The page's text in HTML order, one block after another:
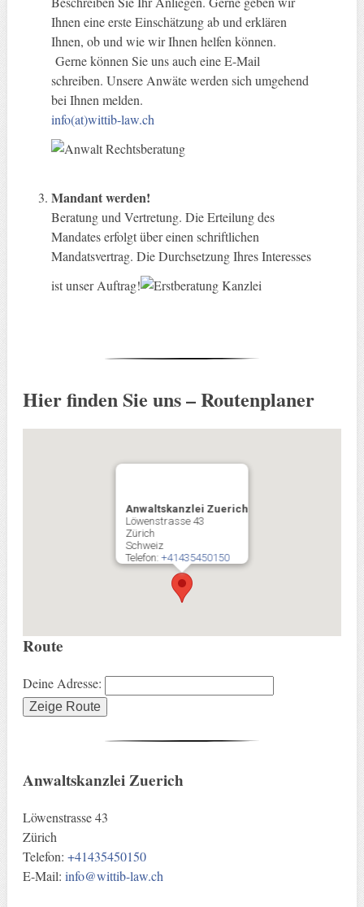
Ihnen eine erste Einschätzung ab und erklären
Ihnen, ob und wie wir Ihnen helfen können.
Gerne können Sie uns auch eine E-Mail
schreiben. Unsere Anwäte werden sich umgehend
bei Ihnen melden.
info(at)wittib-law.ch
Mandant werden!
Beratung und Vertretung. Die Erteilung des
Mandates erfolgt über einen schriftlichen
Mandatsvertrag. Die Durchsetzung Ihres Interesses
ist unser Auftrag!
Hier finden Sie uns – Routenplaner
Anwaltskanzlei Zuerich
Löwenstrasse 43
Zürich
Schweiz
Telefon:+41435450150
Route
Deine Adresse:
Anwaltskanzlei Zuerich
Löwenstrasse 43
Zürich
Telefon: +41435450150
E-Mail: info@wittib-law.ch